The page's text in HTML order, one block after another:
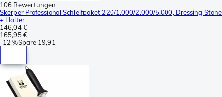
106 Bewertungen
Skerper Professional Schleifpaket 220/1.000/2.000/5.000, Dressing Stone
+ Halter
146,04 €
165,95 €
-12 %Spare 19,91